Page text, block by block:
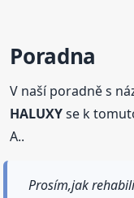
Poradna
V naší poradně s
HALUXYse k
A..
Prosím,jak